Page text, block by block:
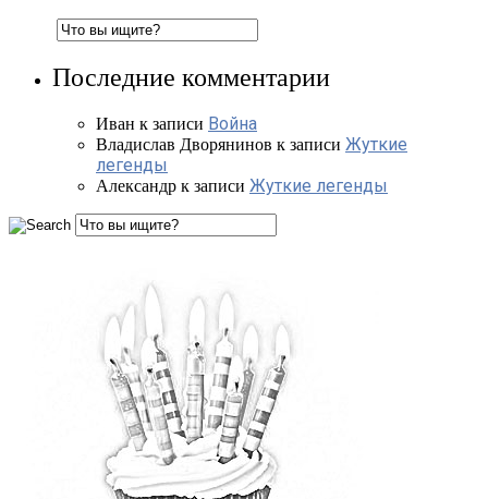
Последние комментарии
Иван к записи Война
Владислав Дворянинов к записи Жуткие
легенды
Александр к записи Жуткие легенды